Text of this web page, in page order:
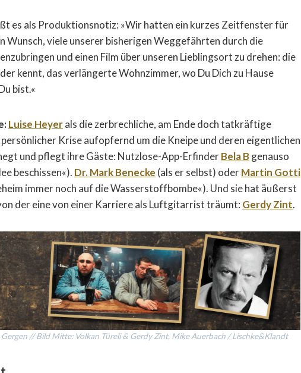
es als Produktionsnotiz: »Wir hatten ein kurzes Zeitfenster für
Wunsch, viele unserer bisherigen Weggefährten durch die
und einen Film über unseren Lieblingsort zu drehen: die
kennt, das verlängerte Wohnzimmer, wo Du Dich zu Hause
bist.«
Luise Heyerals die zerbrechliche, am Ende doch tatkräftige
Krise aufopfernd um die Kneipe und deren eigentlichen
und pflegt ihre Gäste: Nutzlose-App-ErfinderBela B genauso
beschissen«). Dr. Mark Benecke (als er selbst) oderMartin Gotti
immer noch auf die Wasserstoffbombe«). Und sie hat äußerst
der eine von einer Karriere als Luftgitarrist träumt: Gerdy Zint.
// Bild Mitte: Volkan Türeli & Gerdy Zint, Mike Auerbach / Lischke&Klandt